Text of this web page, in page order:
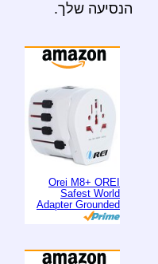
הנסיעה שלך.
Orei M8+ OREI
Safest World
Adapter Grounded